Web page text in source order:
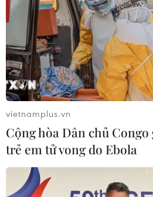
vietnamplus.vn
Cộng hòa Dân chủ
trẻ em tử vong do Ebola